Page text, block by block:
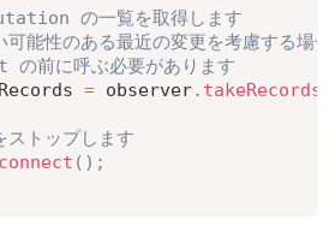
の一覧を取得します
能性のある最近の変更を考慮する場
前に呼ぶ必要があります
= observer. takeRecords
トップします
( ) ;